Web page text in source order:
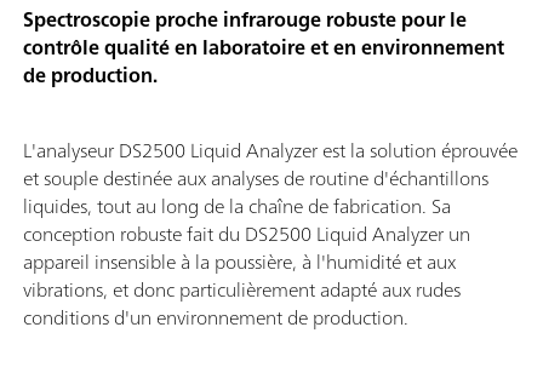
Spectroscopie proche infrarouge robuste pour le
contrôle qualité en laboratoire et en environnement
de production.
L'analyseur DS2500 Liquid Analyzer est la solution éprouvée
et souple destinée aux analyses de routine d'échantillons
liquides, tout au long de la chaîne de fabrication. Sa
conception robuste fait du DS2500 Liquid Analyzer un
appareil insensible à la poussière, à l'humidité et aux
vibrations, et donc particulièrement adapté aux rudes
conditions d'un environnement de production.